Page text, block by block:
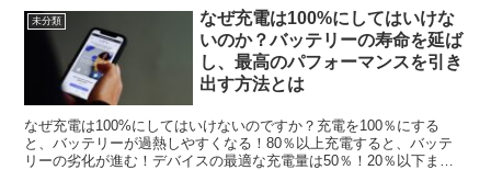
未分類
なぜ充電は100%にしてはいけな
いのか？バッテリーの寿命を延ば
し、最高のパフォーマンスを引き
出す方法とは
なぜ充電は100%にしてはいけないのですか？充電を100％にする
と、バッテリーが過熱しやすくなる！80％以上充電すると、バッテ
リーの劣化が進む！デバイスの最適な充電量は50％！20％以下まで